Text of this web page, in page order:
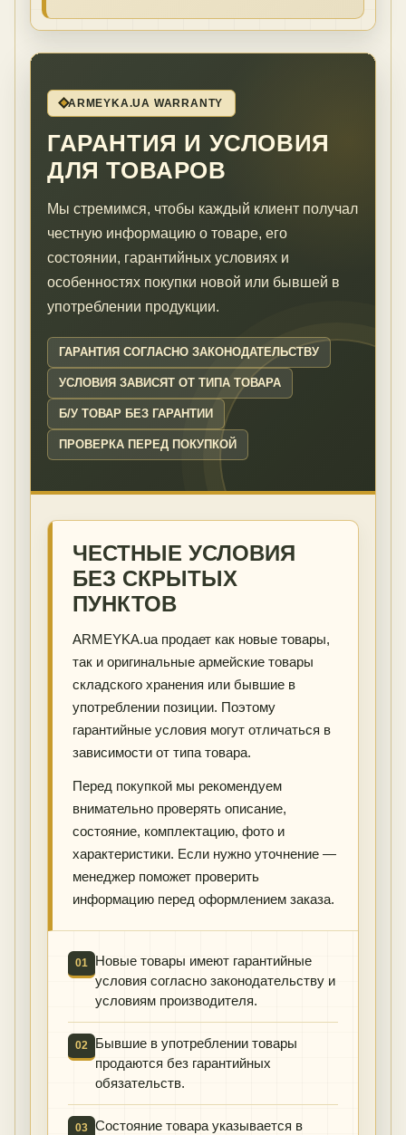
ARMEYKA.UA WARRANTY
ГАРАНТИЯ И УСЛОВИЯ
ДЛЯ ТОВАРОВ
Мы стремимся, чтобы каждый клиент получал
честную информацию о товаре, его
состоянии, гарантийных условиях и
особенностях покупки новой или бывшей в
употреблении продукции.
ГАРАНТИЯ СОГЛАСНО ЗАКОНОДАТЕЛЬСТВУ
УСЛОВИЯ ЗАВИСЯТ ОТ ТИПА ТОВАРА
Б/У ТОВАР БЕЗ ГАРАНТИИ
ПРОВЕРКА ПЕРЕД ПОКУПКОЙ
ЧЕСТНЫЕ УСЛОВИЯ
БЕЗ СКРЫТЫХ
ПУНКТОВ
ARMEYKA.ua продает как новые товары,
так и оригинальные армейские товары
складского хранения или бывшие в
употреблении позиции. Поэтому
гарантийные условия могут отличаться в
зависимости от типа товара.
Перед покупкой мы рекомендуем
внимательно проверять описание,
состояние, комплектацию, фото и
характеристики. Если нужно уточнение —
менеджер поможет проверить
информацию перед оформлением заказа.
01
Новые товары имеют гарантийные
условия согласно законодательству и
условиям производителя.
02
Бывшие в употреблении товары
продаются без гарантийных
обязательств.
03 Состояние товара указывается в